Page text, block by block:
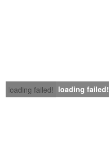
loading failed! loading failed!